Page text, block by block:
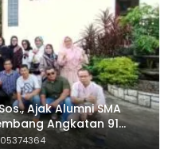
Ajak Alumni SMA
Angkatan 91